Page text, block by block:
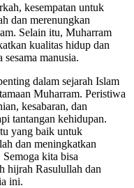
kesempatan untuk
dan merenungkan
Selain itu, Muharram
kualitas hidup dan
manusia.
dalam sejarah Islam
Muharram. Peristiwa
kesabaran, dan
tantangan kehidupan.
yang baik untuk
dan meningkatkan
kita bisa
hijrah Rasulullah dan
ini.